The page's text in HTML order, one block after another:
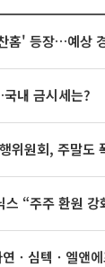
내 금시세는?
위원회, 주말도
스 “주주 환원
ㆍ심텍ㆍ엘앤